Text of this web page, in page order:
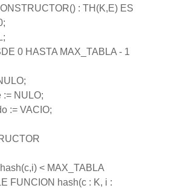
: TH(K,E) ES
0 HASTA MAX_TABLA - 1
:= NULO;
:= VACIO;
< MAX_TABLA
FUNCION hash(c : K, i :